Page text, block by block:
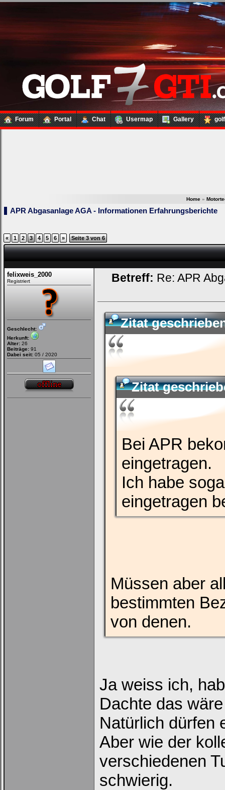
Forum Portal Chat Usermap Gallery
nachfolgenden
Felder
Benutzernamen
und
Kennwort
ein,
um
Dich
Passwort:
Bei jedem Besuch
automatisch einloggen.
Home »
APR Abgasanlage AGA - Informationen Erfahrungsberichte
« 1 2 3 4 5 6 » Seite 3 von 6
felixweis_2000
Registriert
Geschlecht:
Herkunft:
Alter: 26
Beiträge: 91
Dabei seit: 05 / 2020
Betreff: Re: APR
Zitat
Zitat
Bei APR
eingetragen.
Ich habe
eingetragen
Müssen aber
bestimmten
von denen.
Ja weiss ich,
Dachte das
Natürlich dürfen
Aber wie der
verschiedenen
schwierig.